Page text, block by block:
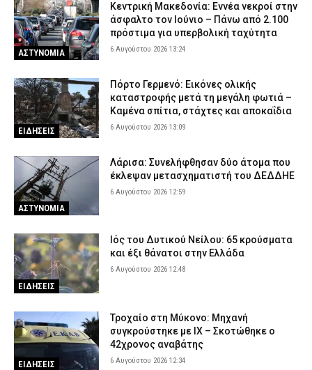
ΑΣΤΥΝΟΜΙΑ
Κεντρική Μακεδονία: Εννέα νεκροί στην
άσφαλτο τον Ιούνιο – Πάνω από 2.100
πρόστιμα για υπερβολική ταχύτητα
6 Αυγούστου 2026 13:24
ΕΙΔΗΣΕΙΣ
Πόρτο Γερμενό: Εικόνες ολικής
καταστροφής μετά τη μεγάλη φωτιά –
Καμένα σπίτια, στάχτες και αποκαΐδια
6 Αυγούστου 2026 13:09
ΑΣΤΥΝΟΜΙΑ
Λάρισα: Συνελήφθησαν δύο άτομα που
έκλεψαν μετασχηματιστή του ΔΕΔΔΗΕ
6 Αυγούστου 2026 12:59
ΕΙΔΗΣΕΙΣ
Ιός του Δυτικού Νείλου: 65 κρούσματα
και έξι θάνατοι στην Ελλάδα
6 Αυγούστου 2026 12:48
ΕΙΔΗΣΕΙΣ
Τροχαίο στη Μύκονο: Μηχανή
συγκρούστηκε με ΙΧ – Σκοτώθηκε ο
42χρονος αναβάτης
6 Αυγούστου 2026 12:34